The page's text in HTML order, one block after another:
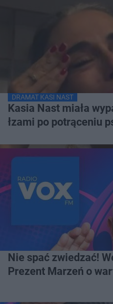
DRAMAT KASI NAST
Kasia Nast miała
łzami po potrąceniu
Nie spać zwiedzać!
Prezent Marzeń o